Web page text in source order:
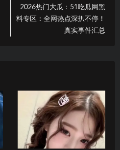
2026热门大瓜：51吃瓜网黑
料专区：全网热点深扒不停！
真实事件汇总